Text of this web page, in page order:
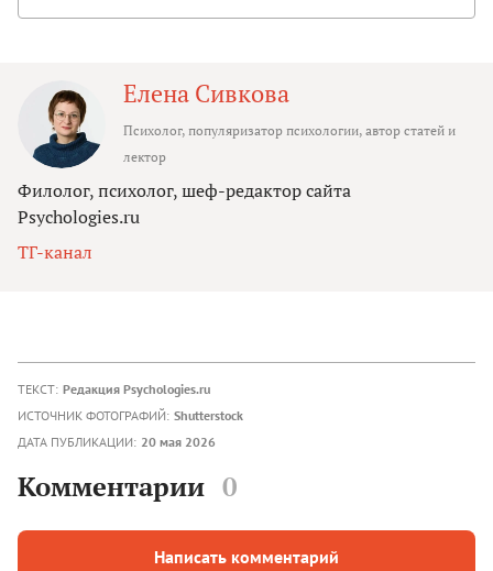
Елена Сивкова
Психолог, популяризатор психологии, автор статей и
лектор
Филолог, психолог, шеф-редактор сайта
Psychologies.ru
ТГ-канал
ТЕКСТ: Редакция Psychologies.ru
ИСТОЧНИК ФОТОГРАФИЙ: Shutterstock
ДАТА ПУБЛИКАЦИИ: 20 мая 2026
Комментарии 0
Написать комментарий